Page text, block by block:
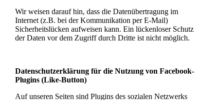
Wir weisen darauf hin, dass die Datenübertragung im
Internet (z.B. bei der Kommunikation per E-Mail)
Sicherheitslücken aufweisen kann. Ein lückenloser Schutz
der Daten vor dem Zugriff durch Dritte ist nicht möglich.
Datenschutzerklärung für die Nutzung von Facebook-
Plugins (Like-Button)
Auf unseren Seiten sind Plugins des sozialen Netzwerks